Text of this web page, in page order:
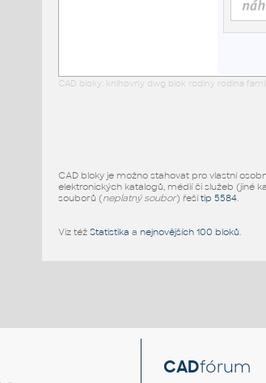
CAD bloky: knihovny dwg blok rodiny rodina
CAD bloky je možno stahovat pro vlastní
elektronických katalogů, médií či služeb (jiné
souborů (neplatný soubor) řešítip 5584.
Viz též Statistika a nejnovějších 100 bloků.
CADfórum